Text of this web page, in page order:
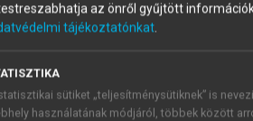
felhasználóként1 óra díjmentes
A regisztráció után a
az önről gyűjtött
tájékoztatónkat.
sütiket „teljesítménysütiknek” is
használatának módjáról, többek között